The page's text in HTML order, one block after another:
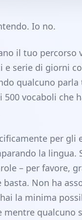
Io no.
il tuo percorso
serie di giorni
qualcuno parla
vocaboli che
per gli
la lingua.
– per favore,
Non ha
la minima
qualcuno